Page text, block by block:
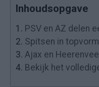
Inhoudsopgave
1. PSV en AZ delen
2. Spitsen in topvorm
3. Ajax en
4. Bekijk het